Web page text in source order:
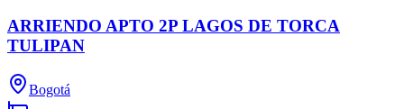
ARRIENDO APTO 2P LAGOS DE TORCA
TULIPAN
Bogotá